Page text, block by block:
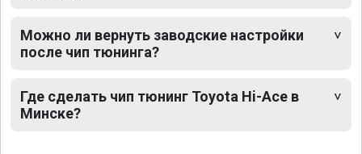
Можно ли вернуть заводские настройки
после чип тюнинга?
Где сделать чип тюнинг Toyota Hi-Ace в
Минске?